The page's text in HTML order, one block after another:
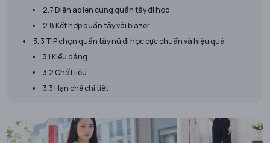
2.7 Diện áo len cùng quần tây đi học
2.8 Kết hợp quần tây với blazer
3. 3 TIP chọn quần tây nữ đi học cực chuẩn và hiệu quả
3.1 Kiểu dáng
3.2 Chất liệu
3.3 Hạn chế chi tiết